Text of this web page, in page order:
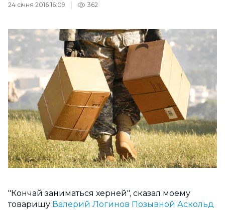
24 січня 2016 16:09
362
"Кончай заниматься херней", сказал моему
товарищу Валерий Логинов Позывной Аскольд